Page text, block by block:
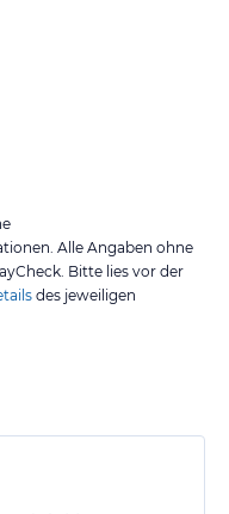
Alle Angaben ohne
Bitte lies vor der
des jeweiligen